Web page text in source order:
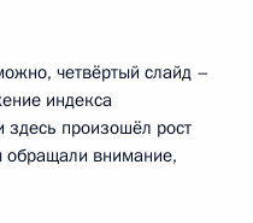
четвёртый слайд –
индекса
здесь произошёл рост
обращали внимание,